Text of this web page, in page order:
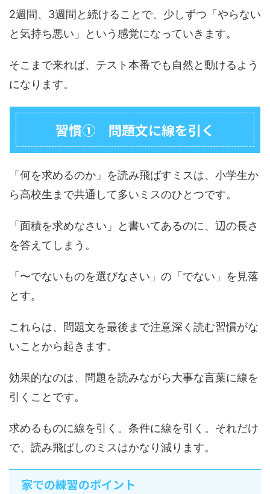
2週間、3週間と続けることで、少しずつ「やらない
と気持ち悪い」という感覚になっていきます。
そこまで来れば、テスト本番でも自然と動けるよう
になります。
習慣① 問題文に線を引く
「何を求めるのか」を読み飛ばすミスは、小学生か
ら高校生まで共通して多いミスのひとつです。
「面積を求めなさい」と書いてあるのに、辺の長さ
を答えてしまう。
「〜でないものを選びなさい」の「でない」を見落
とす。
これらは、問題文を最後まで注意深く読む習慣がな
いことから起きます。
効果的なのは、問題を読みながら大事な言葉に線を
引くことです。
求めるものに線を引く。条件に線を引く。それだけ
で、読み飛ばしのミスはかなり減ります。
家での練習のポイント